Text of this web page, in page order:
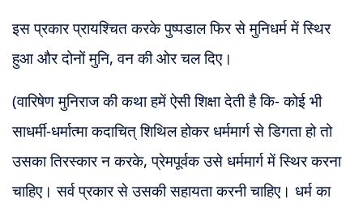
इस प्रकार प्रायश्चित करके पुष्पडाल फिर से मुनिधर्म में स्थिर
हुआ और दोनों मुनि, वन की ओर चल दिए।
(वारिषेण मुनिराज की कथा हमें ऐसी शिक्षा देती है कि-कोई भी
साधर्मी-धर्मात्मा कदाचित् शिथिल होकर धर्ममार्ग से डिगता हो तो
उसका तिरस्कार न करके, प्रेमपूर्वक उसे धर्ममार्ग में स्थिर करना
चाहिए। सर्व प्रकार से उसकी सहायता करनी चाहिए। धर्म का